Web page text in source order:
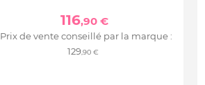
116,90 €
Prix de vente conseillé par la marque :
129,90 €